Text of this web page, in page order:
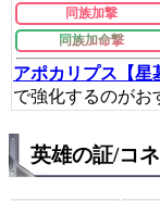
同族加撃
同族加命撃
アポカリプス【星
で強化するのがお
英雄の証/コ